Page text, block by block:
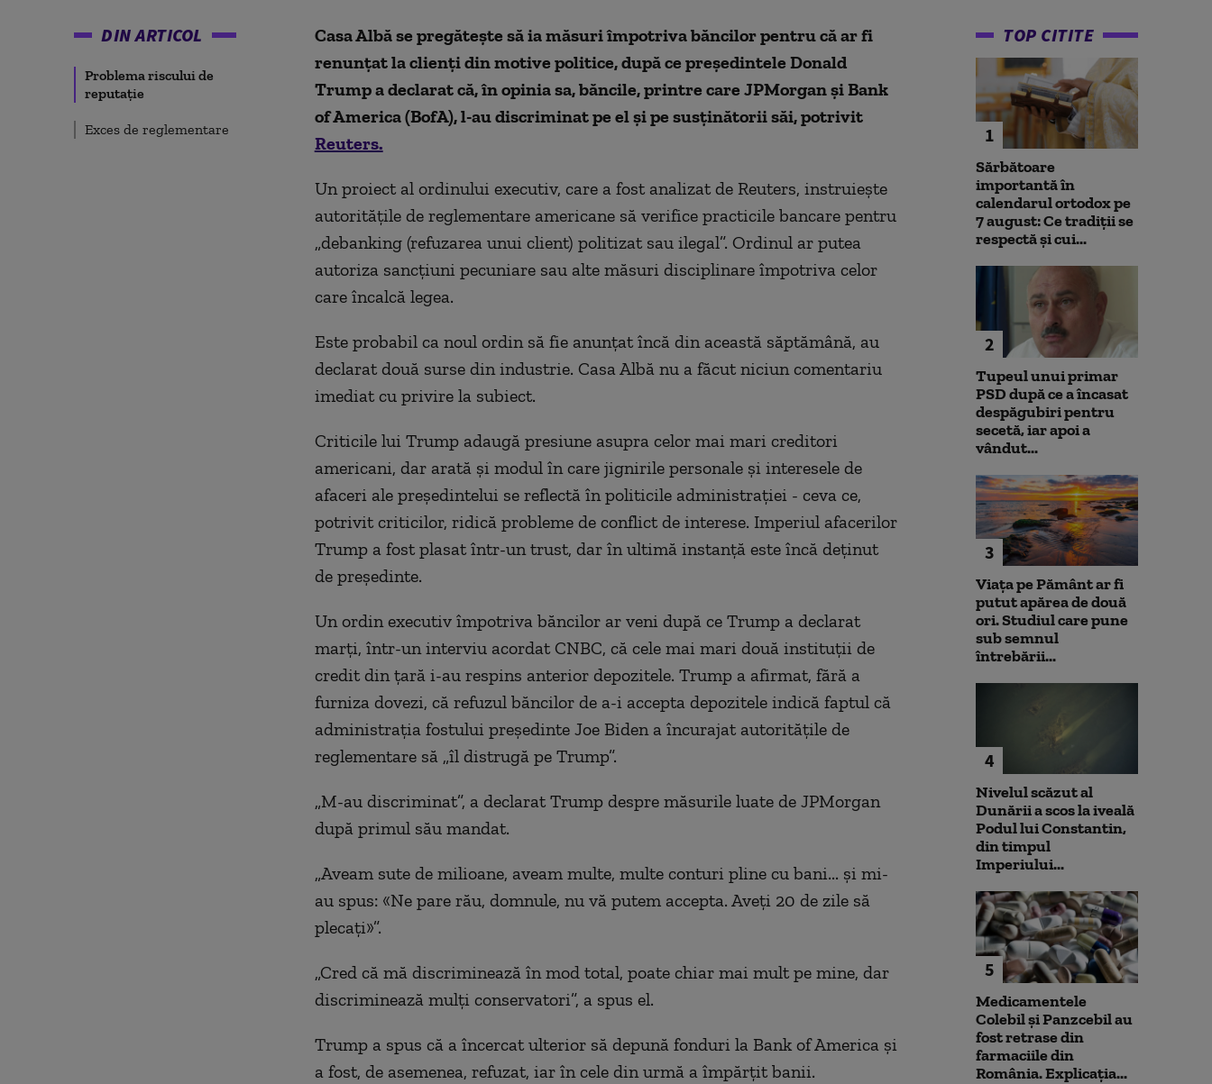
DIN ARTICOL
Problema riscului de
reputație
Exces de reglementare
Casa Albă se pregătește să ia măsuri împotriva băncilor pentru că ar fi
renunțat la clienți din motive politice, după ce președintele Donald
Trump a declarat că, în opinia sa, băncile, printre care JPMorgan și Bank
of America (BofA), l-au discriminat pe el și pe susținătorii săi, potrivit
Reuters.
Un proiect al ordinului executiv, care a fost analizat de Reuters, instruiește
autoritățile de reglementare americane să verifice practicile bancare pentru
„debanking (refuzarea unui client) politizat sau ilegal”. Ordinul ar putea
autoriza sancțiuni pecuniare sau alte măsuri disciplinare împotriva celor
care încalcă legea.
Este probabil ca noul ordin să fie anunțat încă din această săptămână, au
declarat două surse din industrie. Casa Albă nu a făcut niciun comentariu
imediat cu privire la subiect.
Criticile lui Trump adaugă presiune asupra celor mai mari creditori
americani, dar arată și modul în care jignirile personale și interesele de
afaceri ale președintelui se reflectă în politicile administrației - ceva ce,
potrivit criticilor, ridică probleme de conflict de interese. Imperiul afacerilor
Trump a fost plasat într-un trust, dar în ultimă instanță este încă deținut
de președinte.
Un ordin executiv împotriva băncilor ar veni după ce Trump a declarat
marți, într-un interviu acordat CNBC, că cele mai mari două instituții de
credit din țară i-au respins anterior depozitele. Trump a afirmat, fără a
furniza dovezi, că refuzul băncilor de a-i accepta depozitele indică faptul că
administrația fostului președinte Joe Biden a încurajat autoritățile de
reglementare să „îl distrugă pe Trump”.
„M-au discriminat”, a declarat Trump despre măsurile luate de JPMorgan
după primul său mandat.
„Aveam sute de milioane, aveam multe, multe conturi pline cu bani... și mi-
au spus: «Ne pare rău, domnule, nu vă putem accepta. Aveți 20 de zile să
plecați»”.
„Cred că mă discriminează în mod total, poate chiar mai mult pe mine, dar
discriminează mulți conservatori”, a spus el.
Trump a spus că a încercat ulterior să depună fonduri la Bank of America și
a fost, de asemenea, refuzat, iar în cele din urmă a împărțit banii.
TOP CITITE
1
Sărbătoare
importantă în
calendarul ortodox pe
7 august: Ce tradiții se
respectă și cui...
2
Tupeul unui primar
PSD după ce a încasat
despăgubiri pentru
secetă, iar apoi a
vândut...
3
Viața pe Pământ ar fi
putut apărea de două
ori. Studiul care pune
sub semnul
întrebării...
4
Nivelul scăzut al
Dunării a scos la iveală
Podul lui Constantin,
din timpul
Imperiului...
5
Medicamentele
Colebil și Panzcebil au
fost retrase din
farmaciile din
România. Explicația...